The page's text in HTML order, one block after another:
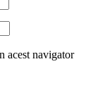
acest navigator